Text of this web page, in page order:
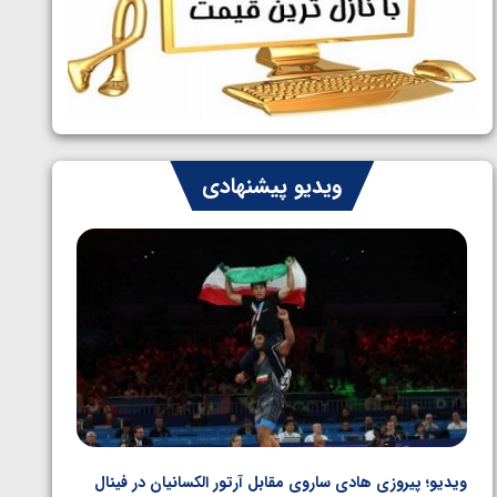
دوم کشتی فرنگی نوجوانان جهان
1405/05/06
ویدیو پیشنهادی
ویدیو؛ پیروزی هادی ساروی مقابل آرتور الکسانیان در فینال